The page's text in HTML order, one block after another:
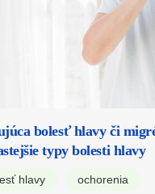
bolesť hlavy či
typy bolesti hlavy
hlavy ochorenia